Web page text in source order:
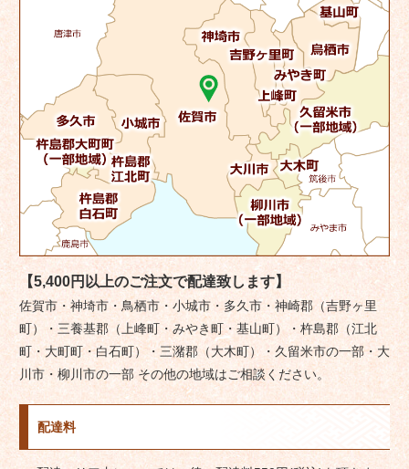
【5,400円以上のご注文で配達致します】
佐賀市・神埼市・鳥栖市・小城市・多久市・神崎郡（吉野ヶ里
町）・三養基郡（上峰町・みやき町・基山町）・杵島郡（江北
町・大町町・白石町）・三潴郡（大木町）・久留米市の一部・大
川市・柳川市の一部 その他の地域はご相談ください。
配達料